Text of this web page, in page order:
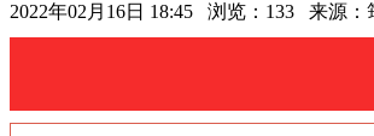
2022年02月16日 18:45 浏览：133 来源：